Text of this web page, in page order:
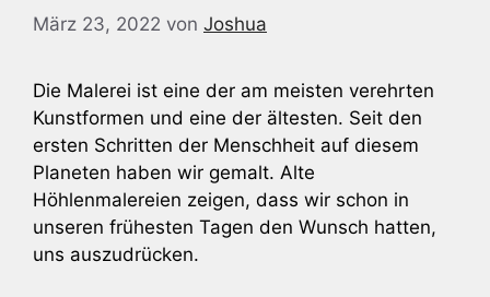
März 23, 2022 von Joshua
Die Malerei ist eine der am meisten verehrten
Kunstformen und eine der ältesten. Seit den
ersten Schritten der Menschheit auf diesem
Planeten haben wir gemalt. Alte
Höhlenmalereien zeigen, dass wir schon in
unseren frühesten Tagen den Wunsch hatten,
uns auszudrücken.